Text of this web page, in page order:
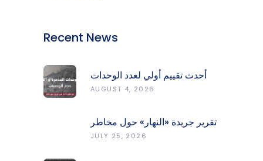
Recent News
أحدث تقييم أولي لعدد الوحدات
المدمّرة والمتضرّرة وحجم
AUGUST 4, 2026
تقرير جريدة «النهار» حول مخاطر
حرائق الغابات في لبنان وجهود
JULY 25, 2026